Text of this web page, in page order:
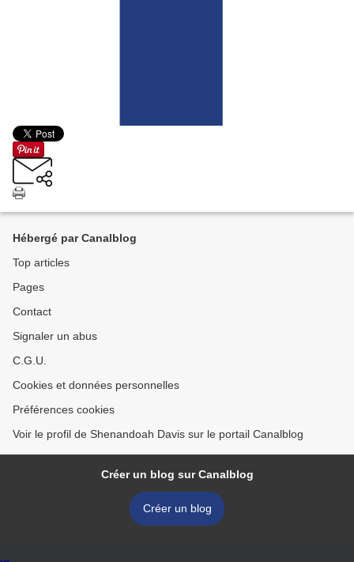
Hébergé par Canalblog
Top articles
Pages
Contact
Signaler un abus
C.G.U.
Cookies et données personnelles
Préférences cookies
Voir le profil de Shenandoah Davis sur le portail Canalblog
Créer un blog sur Canalblog
Créer un blog